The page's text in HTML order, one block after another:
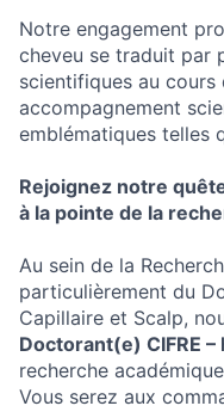
Notre engagement
cheveu se traduit par
scientifiques au cours
accompagnement
emblématiques telles
Rejoignez notre
à la pointe de la
Au sein de la
particulièrement du
Capillaire et Scalp,
Doctorant(e) CIFRE –
recherche
Vous serez aux